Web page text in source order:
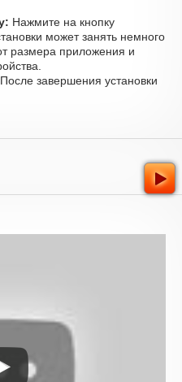
Нажмите на кнопку
может занять немного
размера приложения и
После завершения установки